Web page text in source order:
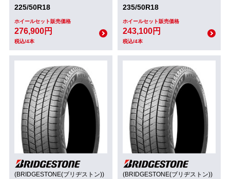
225/50R18
ホイールセット販売価格
276,900円
税込/4本
235/50R18
ホイールセット販売価格
243,100円
税込/4本
(BRIDGESTONE(ブリヂストン)) (BRIDGESTONE(ブリヂストン))